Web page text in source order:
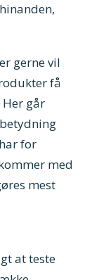
gerne vil
få
går
for
med
mest
at teste